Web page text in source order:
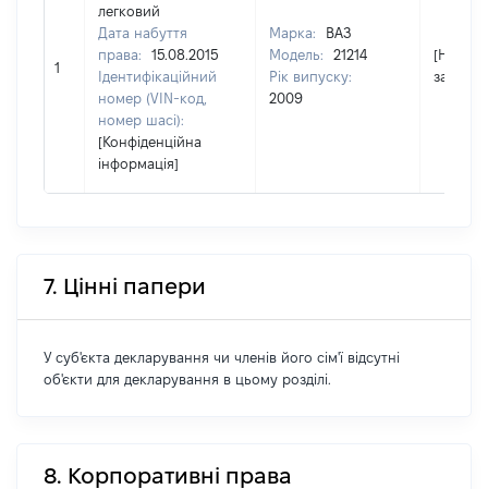
1
легковий
Дата набуття
права:
15.08.2015
Ідентифікаційний
номер (VIN-код,
номер шасі):
[Конфіденційна
інформація]
Марка:
ВАЗ
Модель:
21214
Рік випуску:
2009
[Не
7. Цінні папери
У суб'єкта декларування чи членів його сім'ї відсутні
об'єкти для декларування в цьому розділі.
8. Корпоративні права